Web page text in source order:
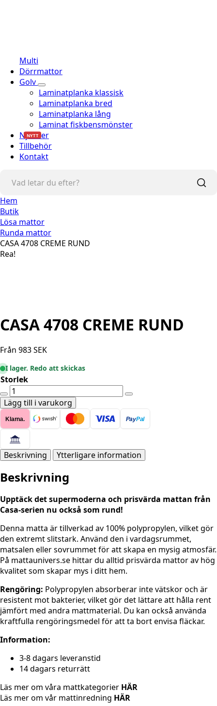
Multi
Dörrmattor
Golv
Laminatplanka klassisk
Laminatplanka bred
Laminatplanka lång
Laminat fiskbensmönster
Nyheter
NYTT
Tillbehör
Kontakt
Hem
Butik
Lösa mattor
Runda mattor
CASA 4708 CREME RUND
Rea!
CASA 4708 CREME RUND
Från 983SEK
I lager. Redo att skickas
Storlek
CASA
4708
CREME
RUND
mängd
Lägg till i varukorg
Klarna. PayPal
Beskrivning Ytterligare information
Beskrivning
Upptäck det supermoderna och prisvärda mattan från
Casa-serien nu också som rund!
Denna matta är tillverkad av 100% polypropylen, vilket gör
den extremt slitstark. Använd den i vardagsrummet,
matsalen eller sovrummet för att skapa en mysig atmosfär.
På mattaunivers.se hittar du alltid prisvärda mattor av hög
kvalitet som skapar mys i ditt hem.
Rengöring: Polypropylen absorberar inte vätskor och är
resistent mot bakterier, vilket gör det lättare att hålla rent
jämfört med andra mattmaterial. Du kan också använda
kraftfulla rengöringsmedel för att ta bort envisa fläckar.
Information:
3-8 dagars leveranstid
14 dagars returrätt
Läs mer om våra mattkategorier HÄR
Läs mer om vår mattinredning HÄR